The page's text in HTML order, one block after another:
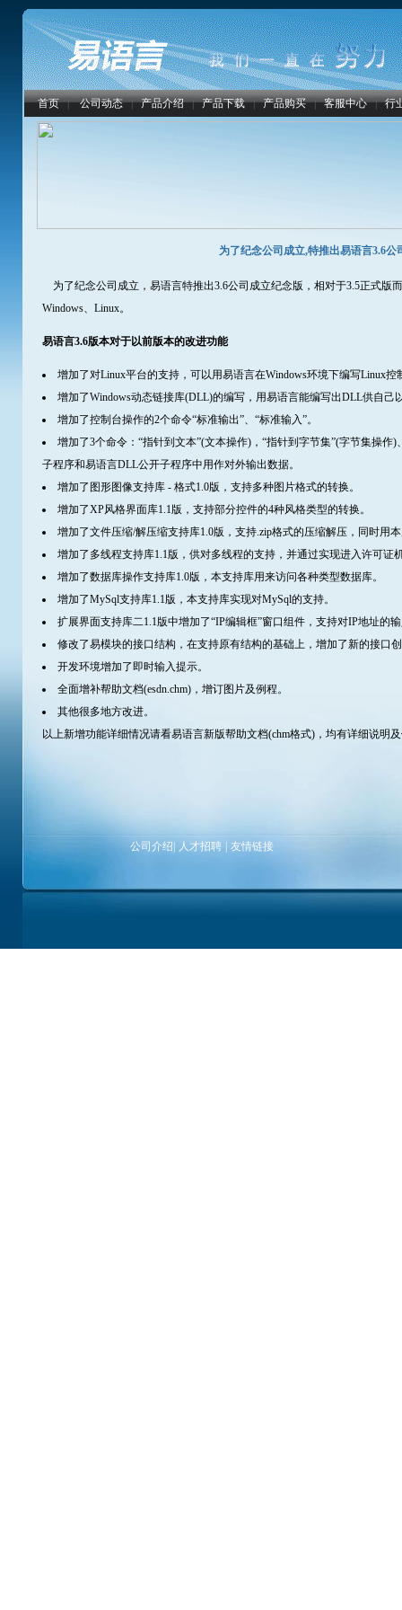
首页 | 公司动态 | 产品介绍 | 产品下载 | 产品购买 | 客服中心 | 行
为了纪念公司成立,特推出易语言3.6公
为了纪念公司成立，易语言特推出3.6公司成立纪念版，相对于3.5正式版
Windows、Linux。
易语言3.6版本对于以前版本的改进功能
增加了对Linux平台的支持，可以用易语言在Windows环境下编写Linux控
增加了Windows动态链接库(DLL)的编写，用易语言能编写出DLL供自己
增加了控制台操作的2个命令“标准输出”、“标准输入”。
增加了3个命令：“指针到文本”(文本操作)，“指针到字节集”(字节集操作
子程序和易语言DLL公开子程序中用作对外输出数据。
增加了图形图像支持库 - 格式1.0版，支持多种图片格式的转换。
增加了XP风格界面库1.1版，支持部分控件的4种风格类型的转换。
增加了文件压缩/解压缩支持库1.0版，支持.zip格式的压缩解压，同时用
增加了多线程支持库1.1版，供对多线程的支持，并通过实现进入许可证
增加了数据库操作支持库1.0版，本支持库用来访问各种类型数据库。
增加了MySql支持库1.1版，本支持库实现对MySql的支持。
扩展界面支持库二1.1版中增加了“IP编辑框”窗口组件，支持对IP地址的
修改了易模块的接口结构，在支持原有结构的基础上，增加了新的接口
开发环境增加了即时输入提示。
全面增补帮助文档(esdn.chm)，增订图片及例程。
其他很多地方改进。
以上新增功能详细情况请看易语言新版帮助文档(chm格式)，均有详细说明
公司介绍 人才招聘 友情链接